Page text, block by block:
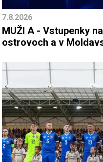
7.8.2026
MUŽI A - Vstupenky
ostrovoch a v